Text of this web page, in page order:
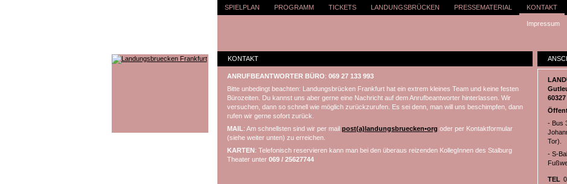
SPIELPLAN PROGRAMM TICKETS LANDUNGSBRÜCKEN PRESSEMATERIAL KONTAKT
Impressum
KONTAKT
ANRUFBEANTWORTER BÜRO: 069 27 133 993
Bitte unbedingt beachten: Landungsbrücken Frankfurt hat ein extrem kleines Team und keine festen
Bürozeiten. Du kannst uns aber gerne eine Nachricht auf dem Anrufbeantworter hinterlassen. Wir
versuchen, dann so schnell wie möglich zurückzurufen. Es sei denn, man will uns beschimpfen, dann
rufen wir gerne sofort zurück.
MAIL : Am schnellsten sind wir per mail post(a)landungsbruecken•org oder per Kontaktformular
(siehe weiter unten) zu erreichen.
KARTEN: Telefonisch reservieren kann man bei den überaus reizenden KollegInnen des Stalburg
Theater unter 069 / 25627744
- Bus
Tor).
- S-
TEL